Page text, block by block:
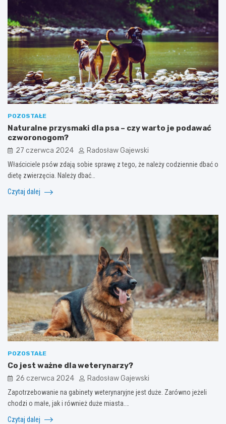
POZOSTAŁE
Naturalne przysmaki dla psa – czy warto je podawać
czworonogom?
27 czerwca 2024 Radosław Gajewski
Właściciele psów zdają sobie sprawę z tego, że należy codziennie dbać o
dietę zwierzęcia. Należy dbać…
Czytaj dalej
POZOSTAŁE
Co jest ważne dla weterynarzy?
26 czerwca 2024 Radosław Gajewski
Zapotrzebowanie na gabinety weterynaryjne jest duże. Zarówno jeżeli
chodzi o małe, jak i również duże miasta.…
Czytaj dalej